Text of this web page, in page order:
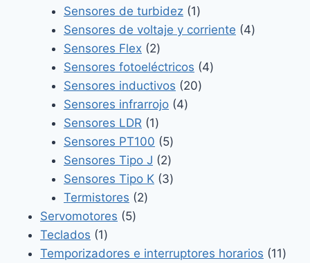
Sensores de turbidez 11
producto
Sensores de voltaje y corriente 44
Sensores Flex 22
productos
Sensores fotoeléctricos 44
Sensores inductivos 2020
Sensores infrarrojo 44
Sensores LDR 11
producto
Sensores PT100 55
productos
Sensores Tipo J 22
productos
Sensores Tipo K 33
Termistores 22
Servomotores 55
Teclados 11
producto
Temporizadores e interruptores horarios 1111